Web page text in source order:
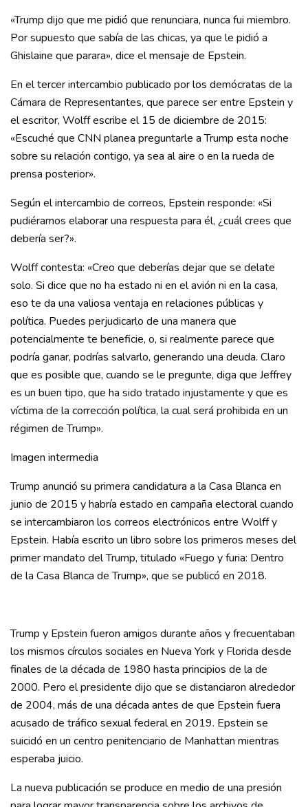
«Trump dijo que me pidió que renunciara, nunca fui miembro.
Por supuesto que sabía de las chicas, ya que le pidió a
Ghislaine que parara», dice el mensaje de Epstein.
En el tercer intercambio publicado por los demócratas de la
Cámara de Representantes, que parece ser entre Epstein y
el escritor, Wolff escribe el 15 de diciembre de 2015:
«Escuché que CNN planea preguntarle a Trump esta noche
sobre su relación contigo, ya sea al aire o en la rueda de
prensa posterior».
Según el intercambio de correos, Epstein responde: «Si
pudiéramos elaborar una respuesta para él, ¿cuál crees que
debería ser?».
Wolff contesta: «Creo que deberías dejar que se delate
solo. Si dice que no ha estado ni en el avión ni en la casa,
eso te da una valiosa ventaja en relaciones públicas y
política. Puedes perjudicarlo de una manera que
potencialmente te beneficie, o, si realmente parece que
podría ganar, podrías salvarlo, generando una deuda. Claro
que es posible que, cuando se le pregunte, diga que Jeffrey
es un buen tipo, que ha sido tratado injustamente y que es
víctima de la corrección política, la cual será prohibida en un
régimen de Trump».
Imagen intermedia
Trump anunció su primera candidatura a la Casa Blanca en
junio de 2015 y habría estado en campaña electoral cuando
se intercambiaron los correos electrónicos entre Wolff y
Epstein. Había escrito un libro sobre los primeros meses del
primer mandato del Trump, titulado «Fuego y furia: Dentro
de la Casa Blanca de Trump», que se publicó en 2018.
Trump y Epstein fueron amigos durante años y frecuentaban
los mismos círculos sociales en Nueva York y Florida desde
finales de la década de 1980 hasta principios de la de
2000. Pero el presidente dijo que se distanciaron alrededor
de 2004, más de una década antes de que Epstein fuera
acusado de tráfico sexual federal en 2019. Epstein se
suicidó en un centro penitenciario de Manhattan mientras
esperaba juicio.
La nueva publicación se produce en medio de una presión